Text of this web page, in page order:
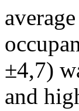
±4,7)
and